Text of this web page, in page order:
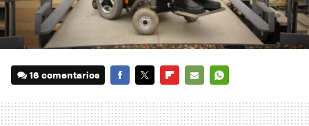
16 comentarios
MAIL